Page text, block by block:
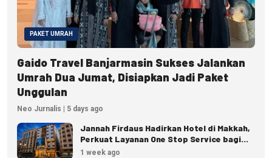
PAKET UMRAH
Gaido Travel Banjarmasin Sukses Jalankan
Umrah Dua Jumat, Disiapkan Jadi Paket
Unggulan
Neo Jurnalis | 5 days ago
Jannah Firdaus Hadirkan Hotel di Makkah,
Perkuat Layanan One Stop Service bagi
Jemaah
1 week ago